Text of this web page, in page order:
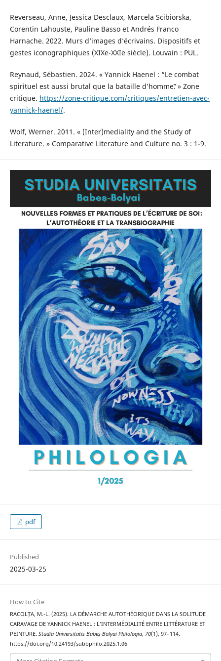
Reverseau, Anne, Jessica Desclaux, Marcela Scibiorska,
Corentin Lahouste, Pauline Basso et Andrés Franco
Harnache. 2022. Murs d’images d’écrivains. Dispositifs et
gestes iconographiques (XIXe-XXIe siècle). Louvain : PUL.
Reynaud, Sébastien. 2024. « Yannick Haenel : “Le combat
spirituel est aussi brutal que la bataille d’hommeˮ. » Zone
critique. https://zone-critique.com/critiques/entretien-avec-
yannick-haenel/.
Wolf, Werner. 2011. « (Inter)mediality and the Study of
Literature. » Comparative Literature and Culture no. 3 : 1-9.
pdf
Published
2025-03-25
How to Cite
RACOLȚA, M.-L. (2025). LA DÉMARCHE AUTOTHÉORIQUE DANS LA SOLITUDE
CARAVAGE DE YANNICK HAENEL : L’INTERMÉDIALITÉ ENTRE LITTÉRATURE ET
PEINTURE. Studia Universitatis Babeș-Bolyai Philologia, 70(1), 97–114.
https://doi.org/10.24193/subbphilo.2025.1.06